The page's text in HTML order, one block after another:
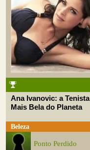
Ana Ivanovic: a Tenista
Mais Bela do Planeta
Beleza
Ponto Perdido